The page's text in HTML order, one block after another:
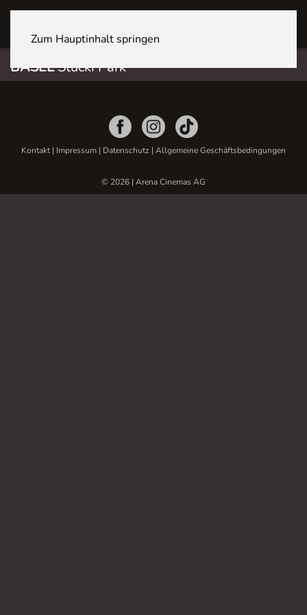
Zum Hauptinhalt springen
BASELStücki Park
Kontakt| Impressum | Datenschutz | Allgemeine Geschäftsbedingungen
© 2026 | Arena Cinemas AG